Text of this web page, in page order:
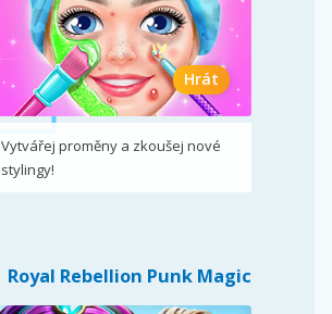
Hrát
Vytvářej proměny a zkoušej nové
stylingy!
Royal Rebellion Punk Magic